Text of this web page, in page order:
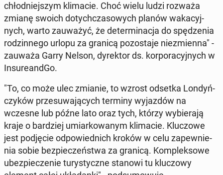
chłod­niej­szym kli­ma­cie. Choć wielu ludzi rozważa
zmianę swoich do­tych­cza­so­wych planów wa­ka­cyj­
nych, warto za­uwa­żyć, że de­ter­mi­na­cja do spę­dze­nia
ro­dzin­ne­go urlopu za granicą po­zo­sta­je nie­zmien­na" -
zauważa Garry Nelson, dy­rek­tor ds. kor­po­ra­cyj­nych w
In­su­re­and­Go.
"To, co może ulec zmianie, to wzrost odsetka Lon­dyń­
czy­ków prze­su­wa­ją­cych terminy wy­jaz­dów na
wczesne lub późne lato oraz tych, którzy wy­bie­ra­ją
kraje o bar­dziej umiar­ko­wa­nym kli­ma­cie. Klu­czo­we
jest pod­ję­cie od­po­wied­nich kroków w celu za­pew­nie­
nia sobie bez­pie­czeń­stwa za granicą. Kom­plek­so­we
ubez­pie­cze­nie tu­ry­stycz­ne stanowi tu klu­czo­wy